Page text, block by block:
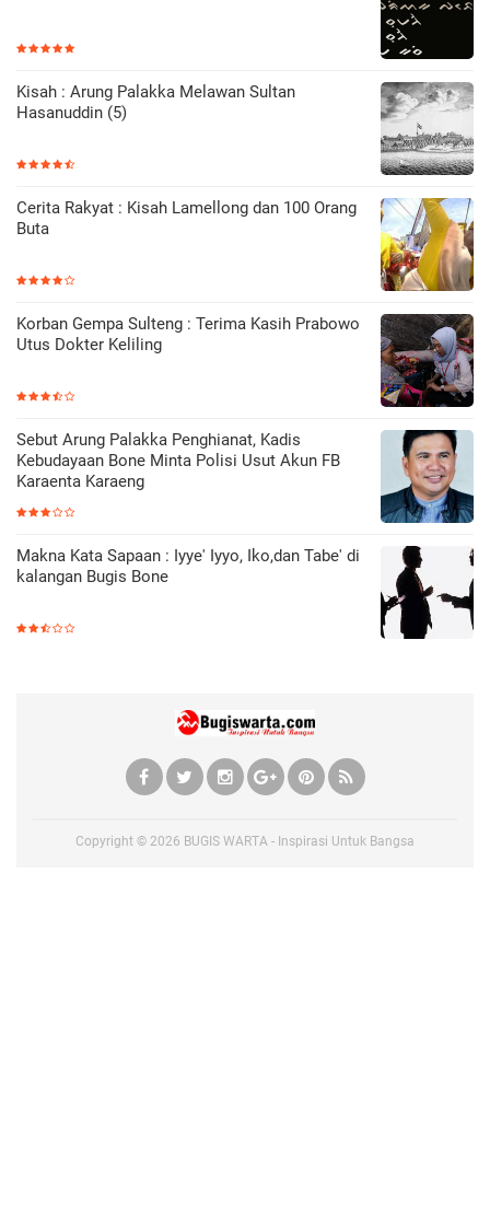
Kisah : Arung Palakka Melawan Sultan
Hasanuddin (5)
Cerita Rakyat : Kisah Lamellong dan 100 Orang
Buta
Korban Gempa Sulteng : Terima Kasih Prabowo
Utus Dokter Keliling
Sebut Arung Palakka Penghianat, Kadis
Kebudayaan Bone Minta Polisi Usut Akun FB
Karaenta Karaeng
Makna Kata Sapaan : Iyye' Iyyo, Iko,dan Tabe' di
kalangan Bugis Bone
Copyright © 2026 BUGIS WARTA - Inspirasi Untuk Bangsa